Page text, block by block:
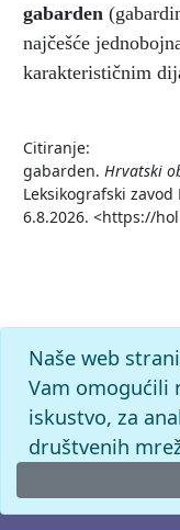
gabarden
najčešće
karakterističnim
Citiranje:
gabarden. Hrvatski
Leksikografski
6.8.2026. <https://
Naše web
Vam omogućili
iskustvo, za
društvenih
© 2026. -